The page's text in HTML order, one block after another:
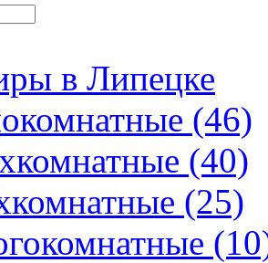
в Липецке
(46)
(40)
(25)